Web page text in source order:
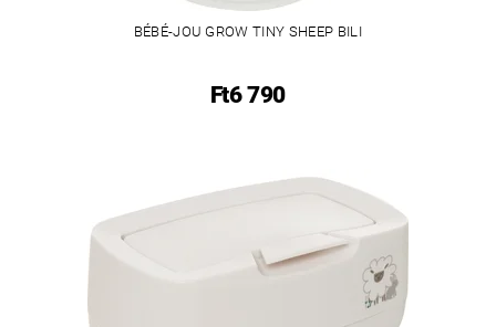
BÉBÉ-JOU GROW TINY SHEEP BILI
Ft6 790